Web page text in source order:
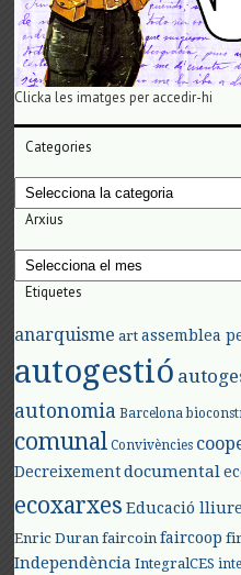
Clicka les imatges per accedir-hi
Categories
Categories
Arxius
Arxius
Etiquetes
anarquisme art assemblea
autogestió
autonomia Barcelona
comunal Convivències
Decreixement documental
ecoxarxes Educació lliure
Enric Duran faircoin faircoop
Independència IntegralCES